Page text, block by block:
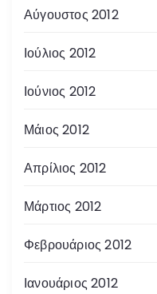
Αύγουστος 2012
Ιούλιος 2012
Ιούνιος 2012
Μάιος 2012
Απρίλιος 2012
Μάρτιος 2012
Φεβρουάριος 2012
Ιανουάριος 2012